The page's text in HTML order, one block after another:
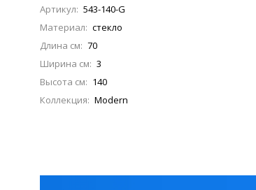
Артикул: 543-140-G
Материал: стекло
Длина см: 70
Ширина см: 3
Высота см: 140
Коллекция: Modern